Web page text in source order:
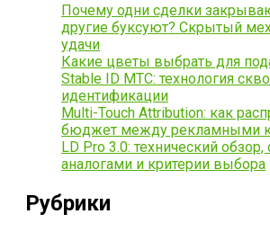
Почему одни сделки
другие буксуют? Скрытый
удачи
Какие цветы выбрать для
Stable ID МТС: технология
идентификации
Multi-Touch Attribution: как
бюджет между рекламными
LD Pro 3.0: технический
аналогами и критерии выбора
Рубрики